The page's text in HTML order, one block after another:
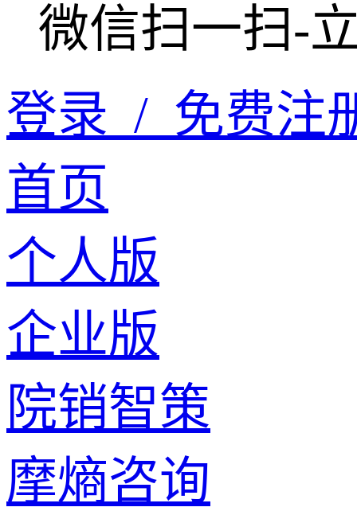
微信扫一扫-
登录 / 免费注
首页
个人版
企业版
院销智策
摩熵咨询